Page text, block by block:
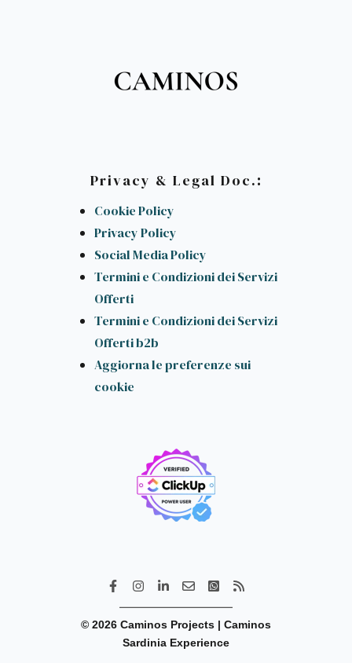
Privacy & Legal Doc.:
Cookie Policy
Privacy Policy
Social Media Policy
Termini e Condizioni dei Servizi
Offerti
Termini e Condizioni dei Servizi
Offerti b2b
Aggiorna le preferenze sui
cookie
© 2026 Caminos Projects | Caminos
Sardinia Experience